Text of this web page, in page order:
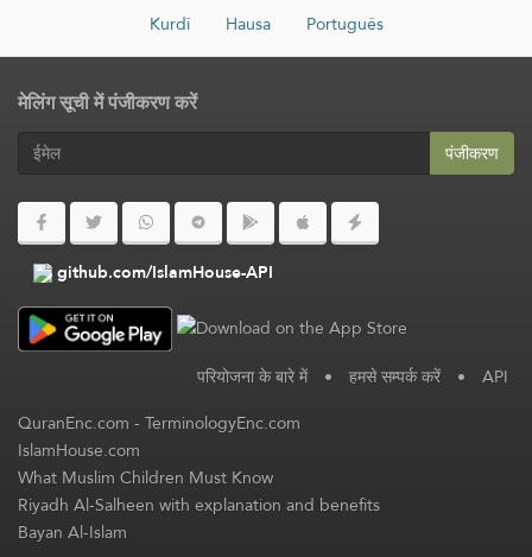
Kurdî
Hausa Português
मेलिंग सूची में पंजीकरण करें
पंजीकरण
github.com/IslamHouse-API
परियोजना के बारे में • हमसे सम्पर्क करें • API
QuranEnc.com-TerminologyEnc.com
IslamHouse.com
What Muslim Children Must Know
Riyadh Al-Salheen with explanation and benefits
Bayan Al-Islam